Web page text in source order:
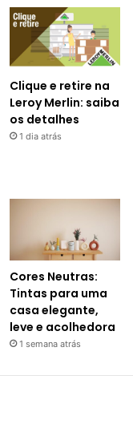
Clique e retire na
Leroy Merlin: saiba
os detalhes
1 dia atrás
Cores Neutras:
Tintas para uma
casa elegante,
leve e acolhedora
1 semana atrás